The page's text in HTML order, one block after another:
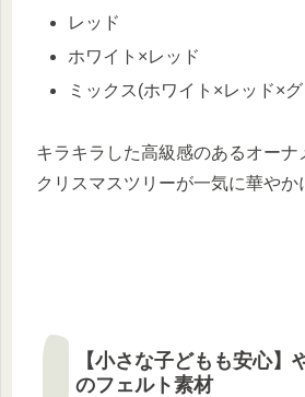
レッド
ホワイト×レッド
ミックス(ホワイト×レッド×
キラキラした高級感のあるオーナ
クリスマスツリーが一気に華やか
【小さな子どもも安心】
のフェルト素材